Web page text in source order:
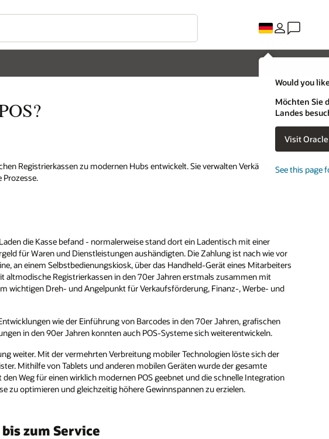
Would you
Möchten Sie
Landes
Visit
See this page
Registrierkassen zu modernen Hubs entwickelt. Sie verwalten Verkäufe,
Prozesse.
die Kasse befand - normalerweise stand dort ein Ladentisch mit einer
für Waren und Dienstleistungen aushändigten. Die Zahlung ist nach wie vor
an einem Selbstbedienungskiosk, über das Handheld-Gerät eines Mitarbeiters
altmodische Registrierkassen in den 70er Jahren erstmals zusammen mit
wichtigen Dreh- und Angelpunkt für Verkaufsförderung, Finanz-, Werbe- und
wie der Einführung von Barcodes in den 70er Jahren, grafischen
in den 90er Jahren konnten auch POS-Systeme sich weiterentwickeln.
weiter. Mit der vermehrten Verbreitung mobiler Technologien löste sich der
Mithilfe von Tablets und anderen mobilen Geräten wurde der gesamte
Weg für einen wirklich modernen POS geebnet und die schnelle Integration
zu optimieren und gleichzeitig höhere Gewinnspannen zu erzielen.
zum Service